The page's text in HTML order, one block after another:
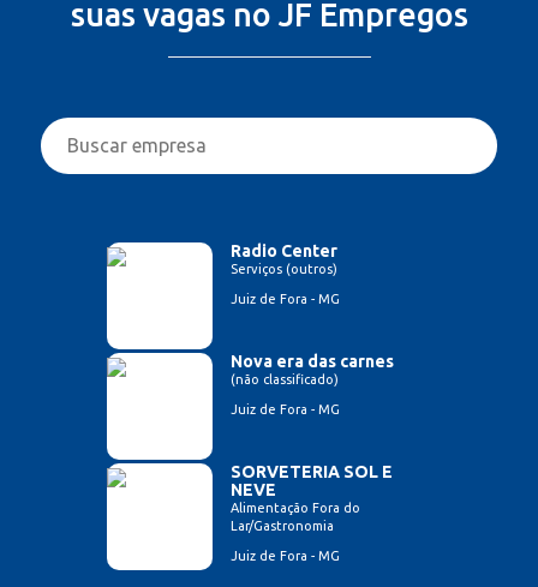
suas vagas no JF Empregos
Radio Center
Serviços (outros)
Juiz de Fora - MG
Nova era das carnes
(não classificado)
Juiz de Fora - MG
SORVETERIA SOL E
NEVE
Alimentação Fora do
Lar/Gastronomia
Juiz de Fora - MG